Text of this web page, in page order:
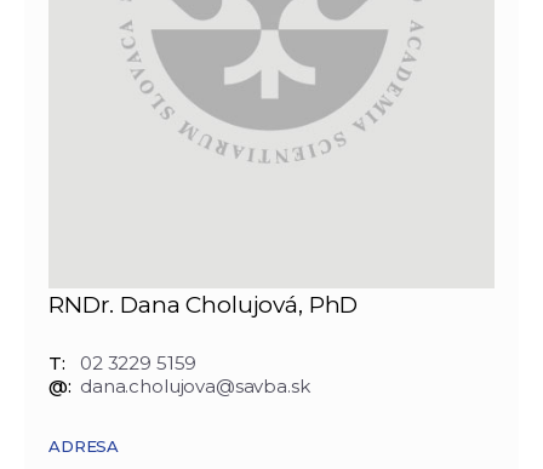
RNDr. Dana Cholujová, PhD
T:
02 3229 5159
@: dana.cholujova@savba.sk
ADRESA